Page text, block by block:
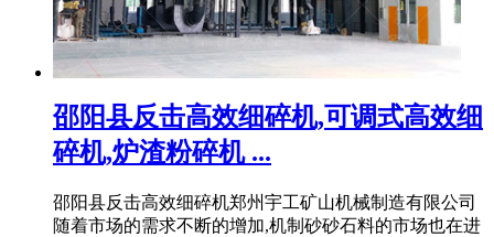
邵阳县反击高效细碎机,可调式高效细
碎机,炉渣粉碎机 ...
邵阳县反击高效细碎机郑州宇工矿山机械制造有限公司
随着市场的需求不断的增加,机制砂砂石料的市场也在进